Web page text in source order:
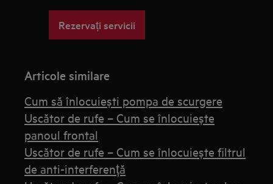
Rezervați servicii
Articole similare
Cum să înlocuiești pompa de scurgere
Uscător de rufe – Cum se înlocuiește
panoul frontal
Uscător de rufe – Cum se înlocuiește filtrul
de anti-interferență